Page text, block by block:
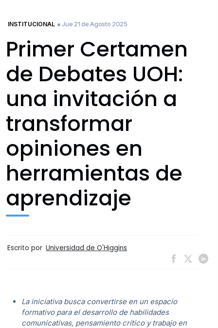
INSTITUCIONAL ● Jue 21 de Agosto 2025
Primer Certamen
de Debates UOH:
una invitación a
transformar
opiniones en
herramientas de
aprendizaje
Escrito por Universidad de O'Higgins
La iniciativa busca convertirse en un espacio
formativo para el desarrollo de habilidades
comunicativas, pensamiento crítico y trabajo en